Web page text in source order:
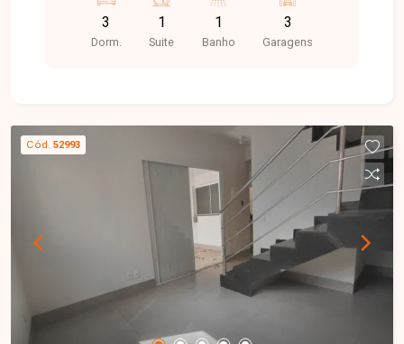
comércios e diversos serviços, oferece
praticidade, conforto e qualidade de vida para
toda a família. Sobrado em condomínio fechado
closet, banheiro social e corredor de circulação,
proporcionando conforto e privacidade. No piso
térreo, dispõe de sala de jantar, cozinha, lavabo,
área de serviço e 03 vagas de garagem. Com
projeto moderno e excelente aproveitamento dos
espaços, o imóvel é ideal para quem busca
segurança, sofisticação e funcionalidade. Entre
em contato para mais informações e agende uma
visita para conhecer este excelente imóvel.
3
Dorm.
1
Suite
1
Banho
3
Garagens
Cód. 52993